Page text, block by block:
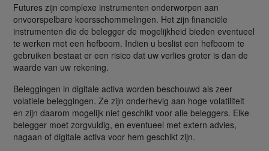
Futures zijn complexe instrumenten onderworpen aan
onvoorspelbare koersschommelingen. Het zijn financiële
instrumenten die de belegger de mogelijkheid bieden eventueel
te werken met een hefboom. Indien u beslist een hefboom te
gebruiken bestaat er een risico dat uw verlies groter is dan de
waarde van uw rekening.
Beleggingen in digitale activa worden beschouwd als zeer
volatiele beleggingen. Ze zijn onderhevig aan hoge volatiliteit
en zijn daarom mogelijk niet geschikt voor alle beleggers. Elke
belegger moet zorgvuldig, en eventueel met extern advies,
nagaan of digitale activa voor hem geschikt zijn.